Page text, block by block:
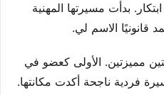
بدأت مسيرتها المهنية
قانونيًا الاسم لي.
مميزتين. الأولى كعضو في
فردية ناجحة أكدت مكانتها.